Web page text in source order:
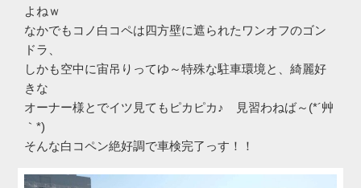
よねｗ
なかでもコノ白コペは四方壁に遮られたワンオフのゴン
ドラ、
しかも空中に宙吊りってゆ～特殊な駐車環境と、綺麗好
きな
オーナー様とでイツ見てもピカピカ♪ 見習わねば～(*´艸
｀*)
そんな白コペン絶好調で車検完了っす！！